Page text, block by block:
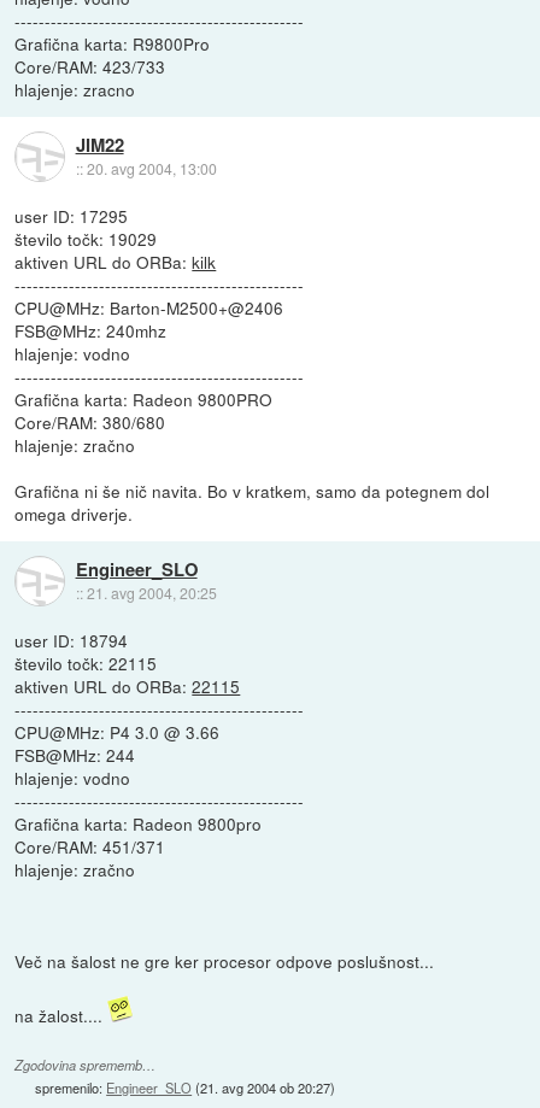
------------------------------------------------
Grafična karta: R9800Pro
Core/RAM: 423/733
hlajenje: zracno
JIM22
::20. avg 2004, 13:00
user ID: 17295
število točk: 19029
aktiven URL do ORBa:kilk
------------------------------------------------
CPU@MHz: Barton-M2500+@2406
FSB@MHz: 240mhz
hlajenje: vodno
------------------------------------------------
Grafična karta: Radeon 9800PRO
Core/RAM: 380/680
hlajenje: zračno
Grafična ni še nič navita. Bo v kratkem, samo da potegnem dol
omega driverje.
Engineer_SLO
::21. avg 2004, 20:25
user ID: 18794
število točk: 22115
aktiven URL do ORBa:22115
------------------------------------------------
CPU@MHz: P4 3.0 @ 3.66
FSB@MHz: 244
hlajenje: vodno
------------------------------------------------
Grafična karta: Radeon 9800pro
Core/RAM: 451/371
hlajenje: zračno
Več na šalost ne gre ker procesor odpove poslušnost...
na žalost....
Zgodovina sprememb…
spremenilo: Engineer_SLO(21. avg 2004 ob 20:27)